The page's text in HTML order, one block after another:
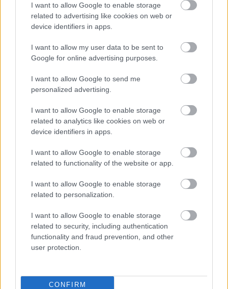
I want to allow Google to enable storage
related to advertising like cookies on web or
device identifiers in apps.
I want to allow my user data to be sent to
Google for online advertising purposes.
I want to allow Google to send me
personalized advertising.
I want to allow Google to enable storage
related to analytics like cookies on web or
device identifiers in apps.
I want to allow Google to enable storage
related to functionality of the website or app.
I want to allow Google to enable storage
related to personalization.
I want to allow Google to enable storage
related to security, including authentication
functionality and fraud prevention, and other
user protection.
CONFIRM